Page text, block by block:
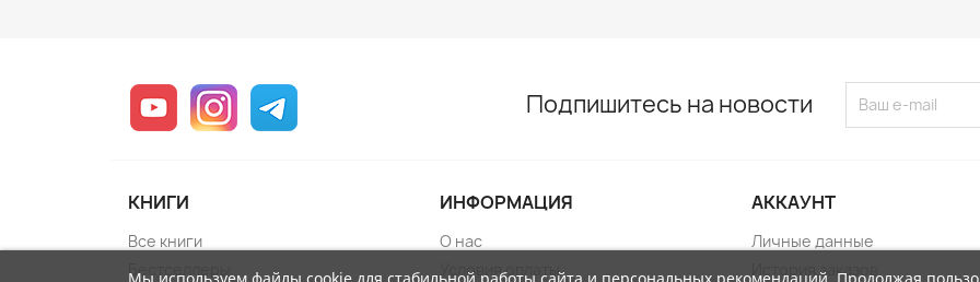
YouTube Instagram Подпишитесь на новости
КНИГИ
Все книги
Бестселлеры
ИНФОРМАЦИЯ
О нас
Условия оплаты
АККАУНТ
Личные данные
История заказов